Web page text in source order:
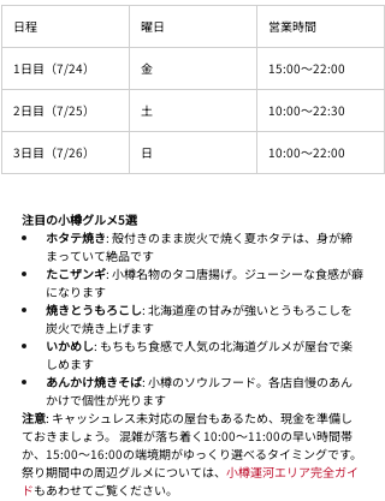
日程 曜日 営業時間
1日目（7/24） 金 15:00〜22:00
2日目（7/25） 土 10:00〜22:30
3日目（7/26） 日 10:00〜22:00
注目の小樽グルメ5選
ホタテ焼き: 殻付きのまま炭火で焼く夏ホタテは、身が締
まっていて絶品です
たこザンギ: 小樽名物のタコ唐揚げ。ジューシーな食感が癖
になります
焼きとうもろこし: 北海道産の甘みが強いとうもろこしを
炭火で焼き上げます
いかめし: もちもち食感で人気の北海道グルメが屋台で楽
しめます
あんかけ焼きそば: 小樽のソウルフード。各店自慢のあん
かけで個性が光ります
注意: キャッシュレス未対応の屋台もあるため、現金を準備し
ておきましょう。 混雑が落ち着く10:00〜11:00の早い時間帯
か、15:00〜16:00の端境期がゆっくり選べるタイミングです。
祭り期間中の周辺グルメについては、 小樽運河エリア完全ガイ
ドもあわせてご覧ください。